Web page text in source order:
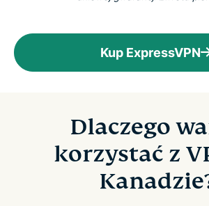
ExpressVPN dla wszystkich krajów
Kup ExpressVPN
Dlaczego
korzystać z